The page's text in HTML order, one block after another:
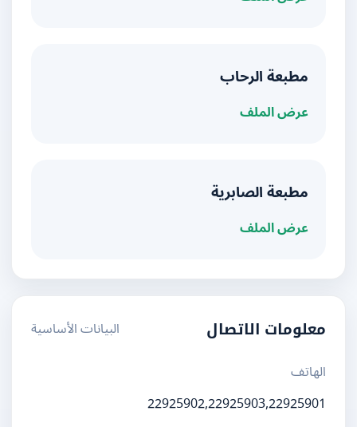
مطبعة الرحاب
عرض الملف
مطبعة الصابرية
عرض الملف
معلومات الاتصال
البيانات الأساسية
الهاتف
22925902,22925903,22925901